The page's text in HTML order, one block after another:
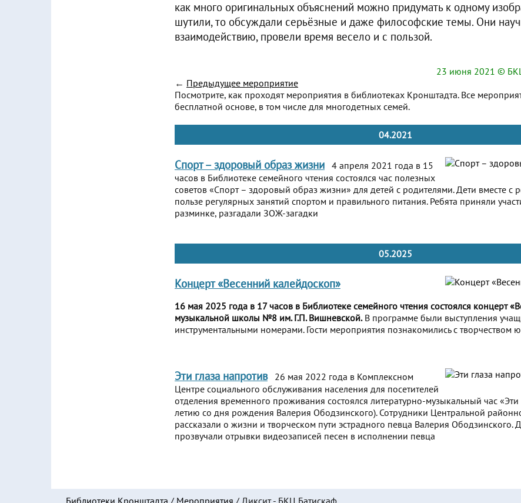
как много оригинальных объяснений можно придумать к одному
шутили, то обсуждали серьёзные и даже философские темы. Они
взаимодействию, провели время весело и с пользой.
23 июня 2021 ©
← Предыдущее мероприятие
Посмотрите, как проходят мероприятия в библиотеках Кронштадта. Все
бесплатной основе, в том числе для многодетных семей.
04.2021
Спорт – здоровый образ жизни 4 апреля 2021 года в 15
часов в Библиотеке семейного чтения состоялся час полезных
советов «Спорт – здоровый образ жизни» для детей с родителями. Дети вместе с
пользе регулярных занятий спортом и правильного питания. Ребята приняли
разминке, разгадали ЗОЖ-загадки
05.2025
Концерт «Весенний калейдоскоп»
16 мая 2025 года в 17 часов в Библиотеке семейного чтения состоялся концерт
музыкальной школы №8 им. Г.П. Вишневской.В программе были выступления
инструментальными номерами. Гости мероприятия познакомились с творчеством
Эти глаза напротив
26 мая 2022 года в Комплексном
Центре социального обслуживания населения для посетителей
отделения временного проживания состоялся литературно-музыкальный час «Эти
летию со дня рождения Валерия Ободзинского). Сотрудники Центральной
рассказали о жизни и творческом пути эстрадного певца Валерия Ободзинского.
прозвучали отрывки видеозаписей песен в исполнении певца
Библиотеки Кронштадта / Мероприятия / Диксит - БКЦ Батискаф